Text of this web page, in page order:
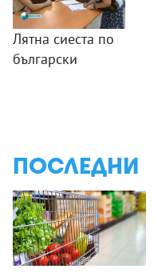
Лятна сиеста по
български
ПОСЛЕДНИ